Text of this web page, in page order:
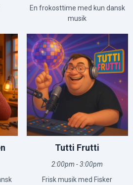
En frokosttime med kun dansk
musik
Tutti Frutti
2:00pm - 3:00pm
Frisk musik med Fisker